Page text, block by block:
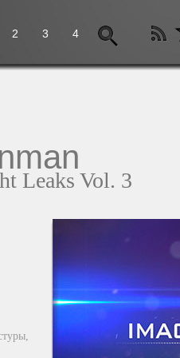
2 3 4
Leaks Vol. 3